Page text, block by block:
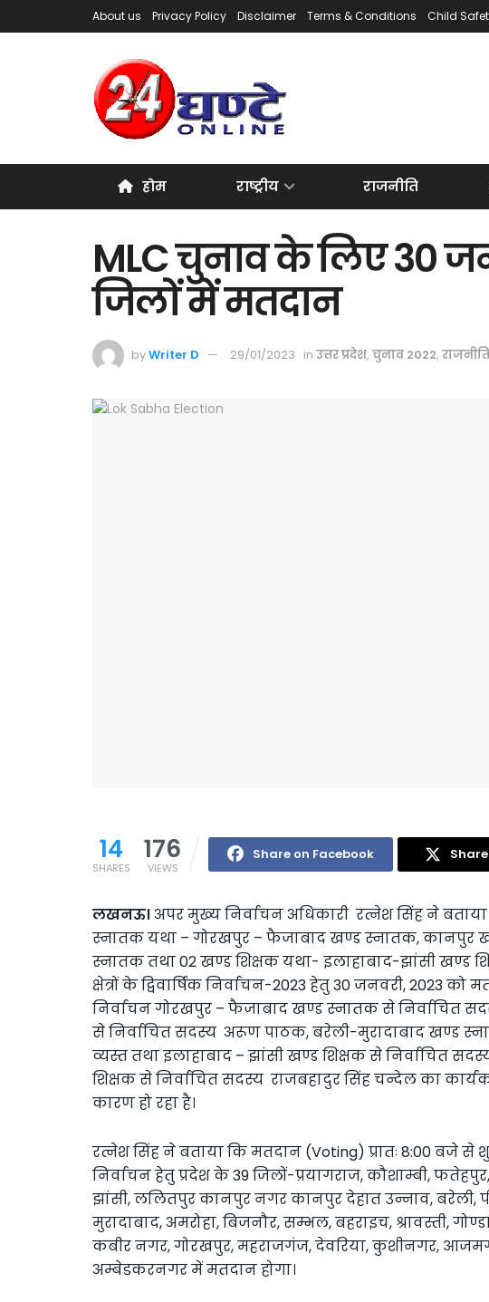
About us Privacy Policy Disclaimer Terms & Conditions Child
होम राष्ट्रीय राजनीति
MLC चुनाव के लिए 30
जिलों में मतदान
byWriter D 29/01/2023 in उत्तर प्रदेश, चुनाव 2022,
14
SHARES
176
VIEWS
Share on Facebook
लखनऊ। अपर मुख्य निर्वाचन अधिकारी रत्नेश सिंह ने
स्नातक यथा – गोरखपुर – फैजाबाद खण्ड स्नातक, कानपुर
स्नातक तथा 02 खण्ड शिक्षक यथा- इलाहाबाद-झांसी खण्ड
क्षेत्रों के द्विवार्षिक निर्वाचन-2023 हेतु 30 जनवरी, 2023 को
निर्वाचन गोरखपुर – फैजाबाद खण्ड स्नातक से निर्वाचित
से निर्वाचित सदस्य अरूण पाठक, बरेली-मुरादाबाद खण्ड
व्यस्त तथा इलाहाबाद – झांसी खण्ड शिक्षक से निर्वाचित
शिक्षक से निर्वाचित सदस्य राजबहादुर सिंह चन्देल का
कारण हो रहा है।
रत्नेश सिंह ने बताया कि मतदान (Voting) प्रातः 8:00 बजे
निर्वाचन हेतु प्रदेश के 39 जिलों-प्रयागराज, कौशाम्बी,
झांसी, ललितपुर कानपुर नगर कानपुर देहात उन्नाव, बरेली,
मुरादाबाद, अमरोहा, बिजनौर, सम्भल, बहराइच, श्रावस्ती,
कबीर नगर, गोरखपुर, महराजगंज, देवरिया, कुशीनगर,
अम्बेडकरनगर में मतदान होगा।